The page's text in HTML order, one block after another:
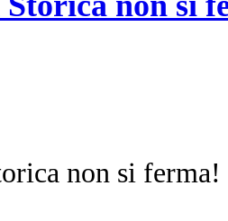
non si ferma!